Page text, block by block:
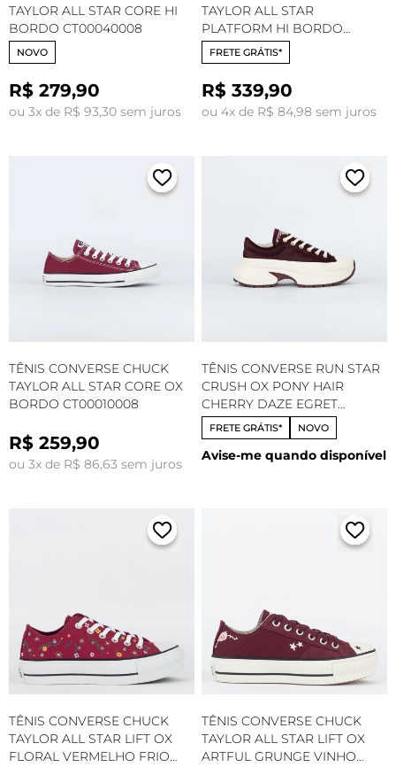
TAYLOR ALL STAR CORE HI
BORDO CT00040008
NOVO
R$ 279,90
ou 3x de R$ 93,30 sem juros
TAYLOR ALL STAR
PLATFORM HI BORDO
CT04940004
FRETE GRÁTIS*
R$ 339,90
ou 4x de R$ 84,98 sem juros
TÊNIS CONVERSE CHUCK
TAYLOR ALL STAR CORE OX
BORDO CT00010008
R$ 259,90
ou 3x de R$ 86,63 sem juros
TÊNIS CONVERSE RUN STAR
CRUSH OX PONY HAIR
CHERRY DAZE EGRET
A22399C
FRETE GRÁTIS* NOVO
Avise-me quando disponível
TÊNIS CONVERSE CHUCK
TAYLOR ALL STAR LIFT OX
FLORAL VERMELHO FRIO
TÊNIS CONVERSE CHUCK
TAYLOR ALL STAR LIFT OX
ARTFUL GRUNGE VINHO